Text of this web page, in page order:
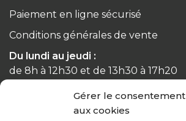
Gérer le consentement
aux cookies
Paiement en ligne sécurisé
Conditions générales de vente
Du lundi au jeudi :
de 8h à 12h30 et de 13h30 à 17h20
Le vendredi :
de 8h à 12h30 et de 13h30 à 16h